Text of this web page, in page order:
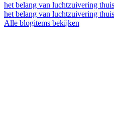
het belang van luchtzuivering thuis
het belang van luchtzuivering thuis
Alle blogitems bekijken